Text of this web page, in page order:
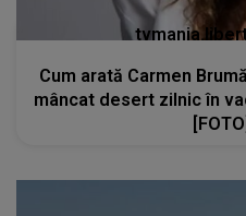
Cum arată Carmen
mâncat desert zilnic în
[FOTO]